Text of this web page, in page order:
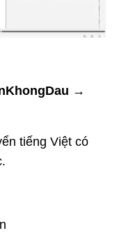
→
tiếng Việt có